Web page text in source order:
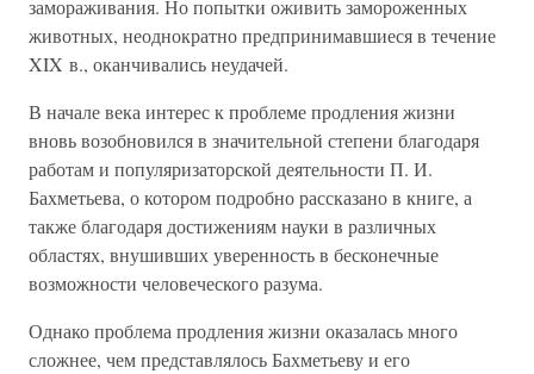
замораживания. Но попытки оживить замороженных
животных, неоднократно предпринимавшиеся в течение
XIX в., оканчивались неудачей.
В начале века интерес к проблеме продления жизни
вновь возобновился в значительной степени благодаря
работам и популяризаторской деятельности П. И.
Бахметьева, о котором подробно рассказано в книге, а
также благодаря достижениям науки в различных
областях, внушивших уверенность в бесконечные
возможности человеческого разума.
Однако проблема продления жизни оказалась много
сложнее, чем представлялось Бахметьеву и его